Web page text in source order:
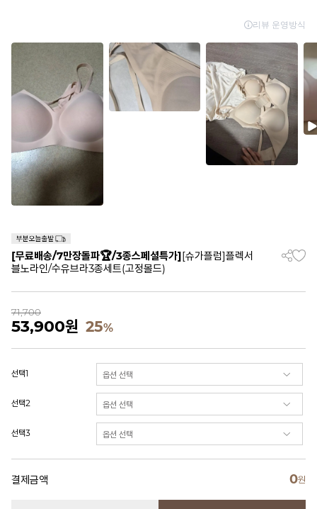
[무료배송/7만장돌파🏆/3종스페셜특가][슈가플럼]플렉서
블노라인/수유브라3종세트(고정몰드)
71,700
53,900원 25%
선택1
선택2
선택3
결제금액 0원